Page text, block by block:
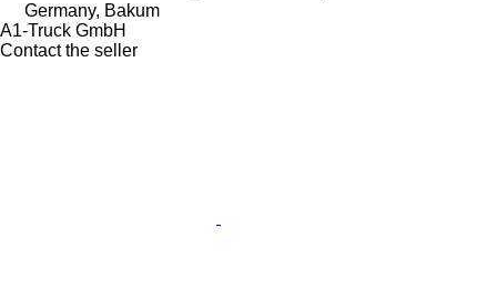
Germany, Bakum
A1-Truck GmbH
Contact the seller